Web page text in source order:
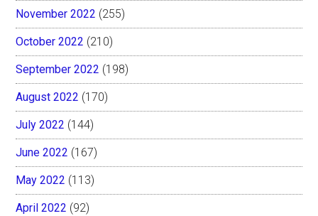
November 2022 (255)
October 2022 (210)
September 2022 (198)
August 2022 (170)
July 2022 (144)
June 2022 (167)
May 2022 (113)
April 2022 (92)